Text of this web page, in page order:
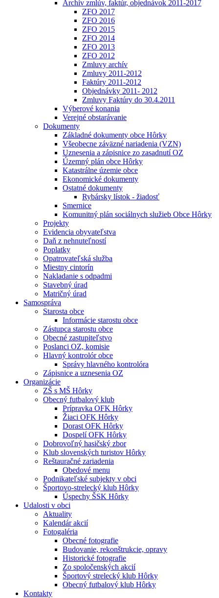
Archív zmlúv, faktúr, objednávok 2011-2017
ZFO 2017
ZFO 2016
ZFO 2015
ZFO 2014
ZFO 2013
ZFO 2012
Zmluvy archív
Zmluvy 2011-2012
Faktúry 2011-2012
Objednávky 2011- 2012
Zmluvy Faktúry do 30.4.2011
Výberové konania
Verejné obstarávanie
Dokumenty
Základné dokumenty obce Hôrky
Všeobecne záväzné nariadenia (VZN)
Uznesenia a zápisnice zo zasadnutí OZ
Územný plán obce Hôrky
Katastrálne územie obce
Ekonomické dokumenty
Ostatné dokumenty
Rybársky lístok - žiadosť
Smernice
Komunitný plán sociálnych služieb Obce Hôrky
Projekty
Evidencia obyvateľstva
Daň z nehnuteľností
Poplatky
Opatrovateľská služba
Miestny cintorín
Nakladanie s odpadmi
Stavebný úrad
Matričný úrad
Samospráva
Starosta obce
Informácie starostu obce
Zástupca starostu obce
Obecné zastupiteľstvo
Poslanci OZ, komisie
Hlavný kontrolór obce
Správy hlavného kontrolóra
Zápisnice a uznesenia OZ
Organizácie
ZŠ s MŠ Hôrky
Obecný futbalový klub
Prípravka OFK Hôrky
Žiaci OFK Hôrky
Dorast OFK Hôrky
Dospelí OFK Hôrky
Dobrovoľný hasičský zbor
Klub slovenských turistov Hôrky
Reštauračné zariadenia
Obedové menu
Podnikateľské subjekty v obci
Športovo-strelecký klub Hôrky
Úspechy ŠSK Hôrky
Udalosti v obci
Aktuality
Kalendár akcií
Fotogaléria
Obecné fotografie
Budovanie, rekonštrukcie, opravy
Historické fotografie
Zo spoločenských akcií
Športový strelecký klub Hôrky
Obecný futbalový klub Hôrky
Kontakty